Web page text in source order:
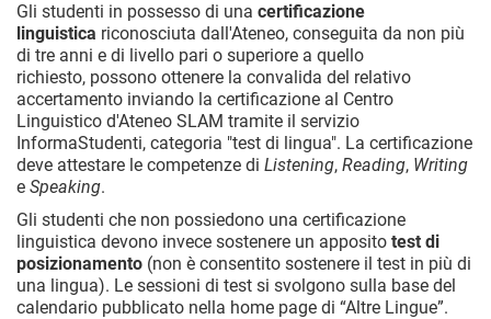
Gli studenti in possesso di una certificazione
linguistica riconosciuta dall'Ateneo, conseguita da non più
di tre anni e di livello pari o superiore a quello
richiesto, possono ottenere la convalida del relativo
accertamento inviando la certificazione al Centro
Linguistico d'Ateneo SLAM tramite il servizio
InformaStudenti, categoria "test di lingua". La certificazione
deve attestare le competenze di Listening, Reading, Writing
e Speaking.
Gli studenti che non possiedono una certificazione
linguistica devono invece sostenere un apposito test di
posizionamento (non è consentito sostenere il test in più di
una lingua). Le sessioni di test si svolgono sulla base del
calendario pubblicato nella home page di “Altre Lingue”.